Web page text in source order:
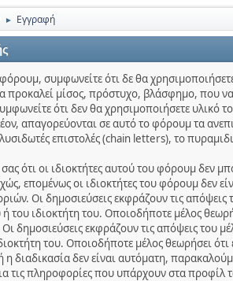
► Εγγραφή
συμφωνείτε ότι δε θα
προκαλεί μίσος, πρόστυχο, βλάσφημο, που
ότι δεν θα χρησιμοποιήσετε υλικό
απαγορεύονται σε αυτό το φόρουμ τα
επιστολές (chain letters), το
ότι οι ιδιοκτήτες αυτού του φόρουμ δεν
επομένως οι ιδιοκτήτες του φόρουμ δεν
Οι δημοσιεύσεις εκφράζουν τις απόψεις
του ιδιοκτήτη του. Οποιοδήποτε μέλος
δημοσιεύσεις εκφράζουν τις απόψεις του
του. Οποιοδήποτε μέλος θεωρήσει
διαδικασία δεν είναι αυτόματη,
τις πληροφορίες που υπάρχουν στα προφίλ